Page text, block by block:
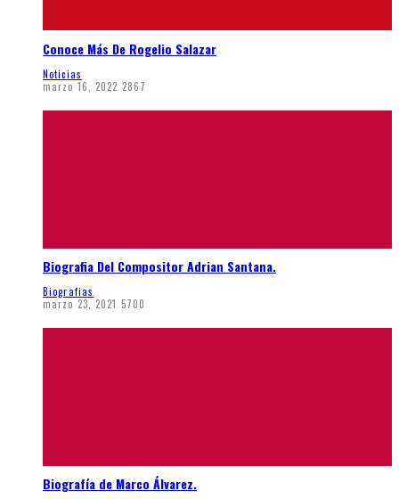
Conoce Más De Rogelio Salazar
Noticias
marzo 16, 2022 2867
Biografia Del Compositor Adrian Santana.
Biografias
marzo 23, 2021 5700
Biografía de Marco Álvarez.